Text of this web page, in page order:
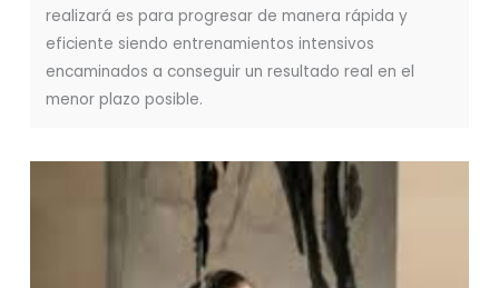
realizará es para progresar de manera rápida y
eficiente siendo entrenamientos intensivos
encaminados a conseguir un resultado real en el
menor plazo posible.